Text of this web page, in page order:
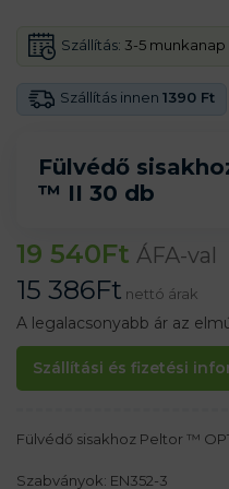
Fülvédő
™ II 30 db
Szállítás innen 1390 Ft
Szállítás: 3-5 munkanap
19 540Ft ÁFA-val
15 386Ft nettó árak
A legalacsonyabb ár az
Szállítási és fizetési
Fülvédő sisakhoz Peltor ™
Szabványok: EN352-3